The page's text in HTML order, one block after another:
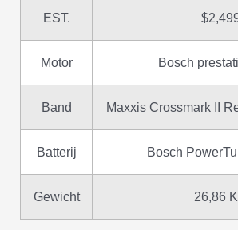
EST.
Motor Bosch
Band Maxxis Crossmark II
Batterij Bosch
Gewicht 26,86